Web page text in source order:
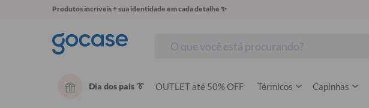
Produtos incríveis + sua identidade em cada detalhe ✨
Dia dos pais 👔 OUTLET até 50% OFF Térmicos Capinhas